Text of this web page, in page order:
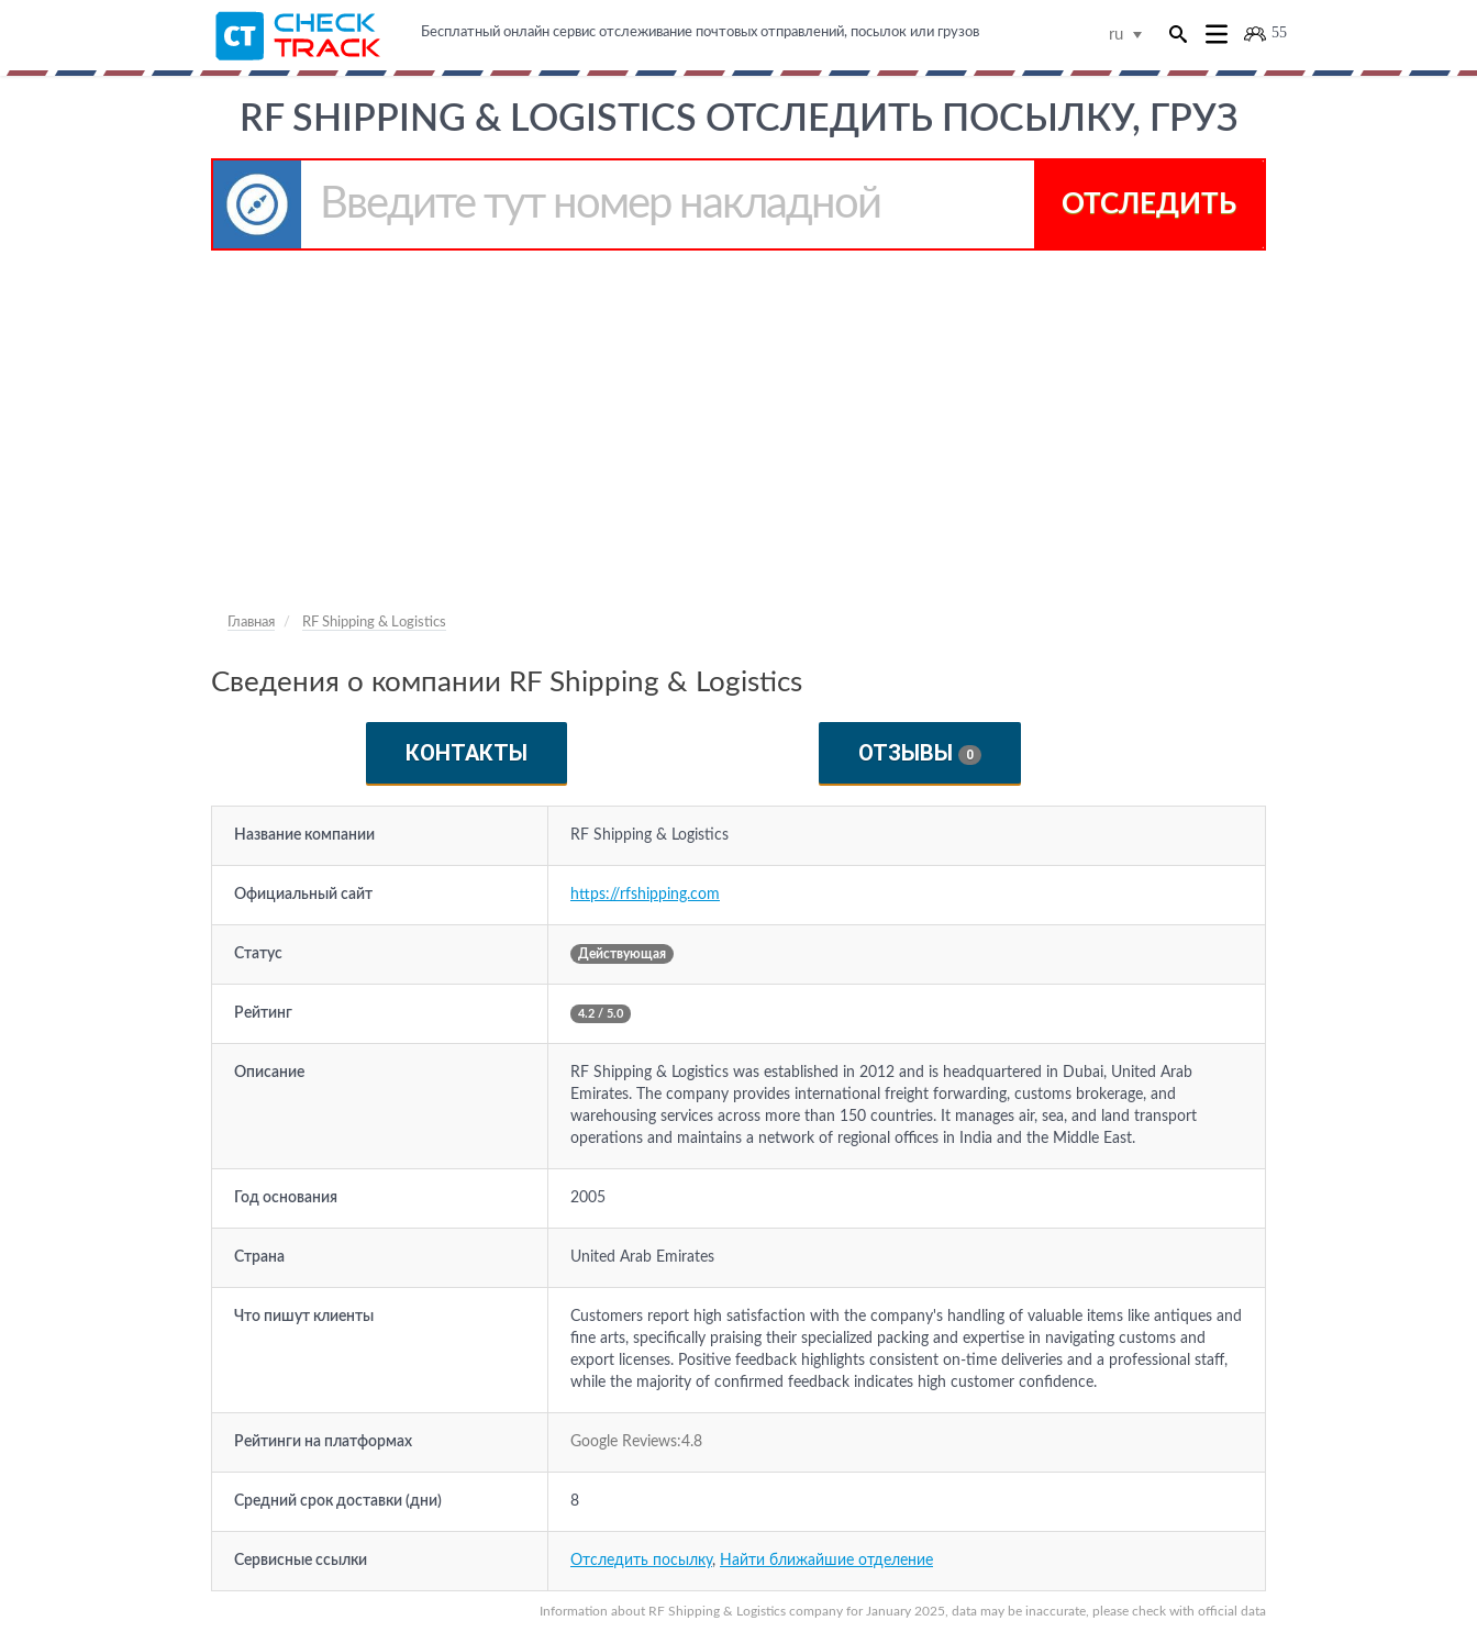
55
ru
Бесплатный онлайн сервис отслеживание почтовых отправлений, посылок или грузов
RF SHIPPING & LOGISTICS ОТСЛЕДИТЬ ПОСЫЛКУ, ГРУЗ
ОТСЛЕДИТЬ
Главная RF Shipping & Logistics
Сведения о компании RF Shipping & Logistics
КОНТАКТЫ ОТЗЫВЫ 0
Information about RF Shipping & Logistics company for January 2025, data may be inaccurate, please check with official data
Название компании RF Shipping & Logistics
Официальный сайт https://rfshipping.com
Статус Действующая
Рейтинг 4.2 / 5.0
Описание
RF Shipping & Logistics was established in 2012 and is headquartered in Dubai, United Arab
Emirates. The company provides international freight forwarding, customs brokerage, and
warehousing services across more than 150 countries. It manages air, sea, and land transport
operations and maintains a network of regional offices in India and the Middle East.
Год основания 2005
Страна United Arab Emirates
Что пишут клиенты
Customers report high satisfaction with the company's handling of valuable items like antiques and
fine arts, specifically praising their specialized packing and expertise in navigating customs and
export licenses. Positive feedback highlights consistent on-time deliveries and a professional staff,
while the majority of confirmed feedback indicates high customer confidence.
Рейтинги на платформах Google Reviews:4.8
Средний срок доставки (дни) 8
Сервисные ссылки Отследить посылку, Найти ближайшие отделение